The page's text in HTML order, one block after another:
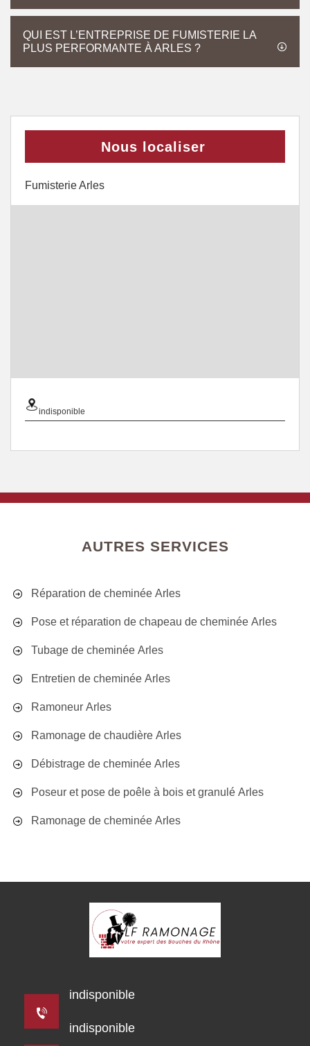
QUI EST L’ENTREPRISE DE FUMISTERIE LA
PLUS PERFORMANTE À ARLES ?
Nous localiser
Fumisterie Arles
indisponible
AUTRES SERVICES
Réparation de cheminée Arles
Pose et réparation de chapeau de cheminée Arles
Tubage de cheminée Arles
Entretien de cheminée Arles
Ramoneur Arles
Ramonage de chaudière Arles
Débistrage de cheminée Arles
Poseur et pose de poêle à bois et granulé Arles
Ramonage de cheminée Arles
indisponible
indisponible